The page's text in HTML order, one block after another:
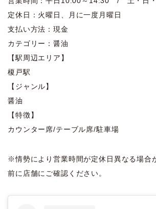
定休日：火曜日、月に一度月曜日
支払い方法：現金
カテゴリー：醤油
【駅周辺エリア】
榎戸駅
【ジャンル】
醤油
【特徴】
カウンター席/テーブル席/駐車場
※情勢により営業時間が定休日異なる場合
前に店舗にご確認ください。